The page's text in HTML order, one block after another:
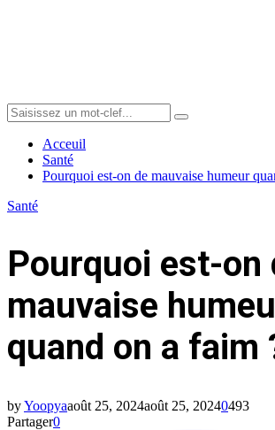
Search
for:
Search
Acceuil
Santé
Pourquoi est-on de mauvaise humeur
Santé
Pourquoi est-on
mauvaise
quand on a faim
byYoopyaaoût 25, 2024août 25, 20240493
Partager0